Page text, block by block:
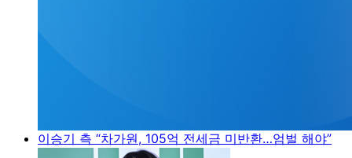
이승기 측 “차가원, 105억 전세금 미반환…엄벌 해야”